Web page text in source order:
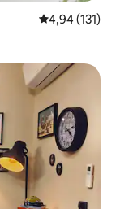
Średnia
4,94 (131)